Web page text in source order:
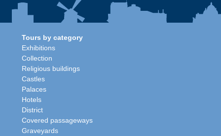
Tours by category
Exhibitions
Collection
Religious buildings
Castles
Palaces
Hotels
District
Covered passageways
Graveyards